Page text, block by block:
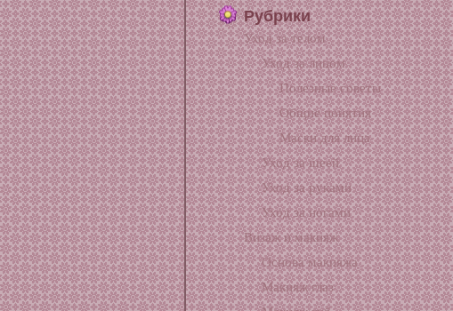
Рубрики
Уход за телом
Уход за лицом
Полезные советы
Общие понятия
Маски для лица
Уход за шеей
Уход за руками
Уход за ногами
Визаж и макияж
Основа макияжа
Макияж глаз